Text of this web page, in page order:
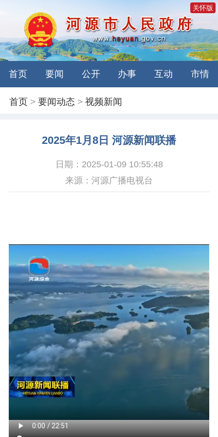
关怀版
首页 要闻 公开 办事 互动 市情
首页 >要闻动态 >视频新闻
2025年1月8日 河源新闻联播
日期：2025-01-09 10:55:48
来源：河源广播电视台